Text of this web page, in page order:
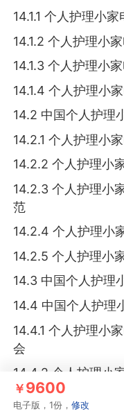
14.1.1 个人护理小
14.1.2 个人护理小
14.1.3 个人护理小
14.1.4 个人护理小
14.2 中国个人护理
14.2.1 个人护理小
14.2.2 个人护理小
14.2.3 个人护理小
范
14.2.4 个人护理小
14.2.5 个人护理小
14.3 中国个人护理
14.4 中国个人护理
14.4.1 个人护理小
会
14.4.2 个人护理小
14.4.3 个人护理小
￥9600
电子版，1份，修改